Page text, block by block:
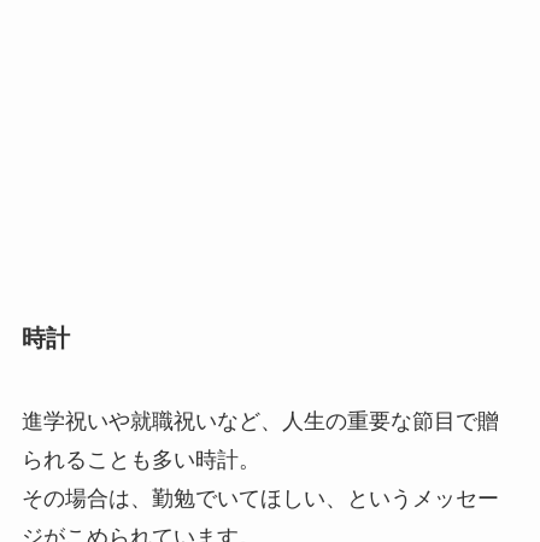
時計
進学祝いや就職祝いなど、人生の重要な節目で贈
られることも多い時計。
その場合は、勤勉でいてほしい、というメッセー